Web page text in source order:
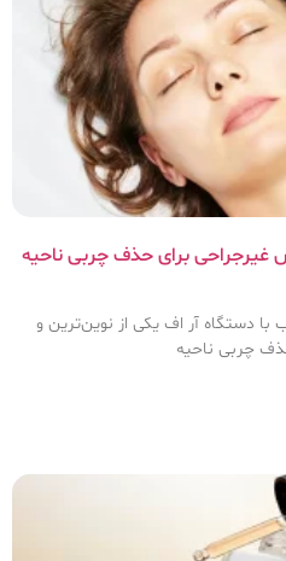
غیرجراحی برای حذف چربی ناحیه
دستگاه آر اف یکی از نوین‌ترین و
چربی ناحیه